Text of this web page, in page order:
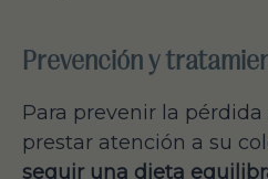
Prevención y
Para prevenir la
prestar atención a su
seguir una dieta